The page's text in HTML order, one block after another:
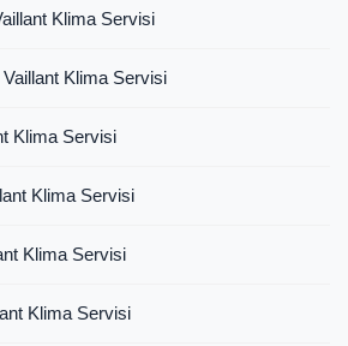
Klima Servisi
Klima Servisi
Klima Servisi
Klima Servisi
Klima Servisi
Klima Servisi